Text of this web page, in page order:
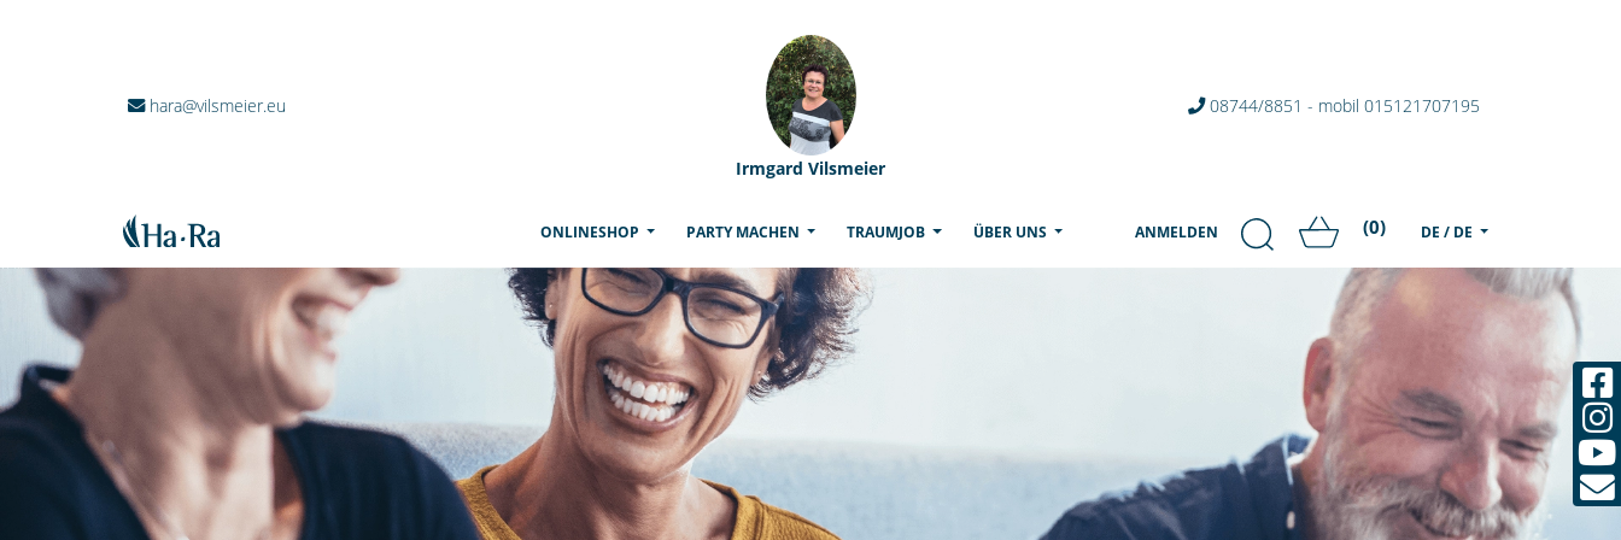
hara@vilsmeier.eu
Irmgard Vilsmeier
08744/8851 - mobil 015121707195
ONLINESHOP (CURRENT)PARTY MACHEN TRAUMJOB ÜBER UNS ANMELDEN (0) DE / DE